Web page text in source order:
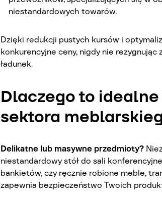
niestandardowych towarów.
Dzięki redukcji pustych kursów i
konkurencyjne ceny, nigdy nie rezygnując
ładunek.
Dlaczego to
sektora
Delikatne lub masywne przedmioty?
niestandardowy stół do sali
bankietów, czy ręcznie robione meble,
zapewnia bezpieczeństwo Twoich